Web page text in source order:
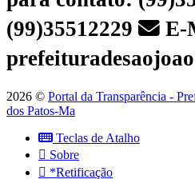
(99)35512229
E-
2026 © Portal da Transparência -
dos Patos-Ma
Teclas de Atalho
Sobre
*Retificação